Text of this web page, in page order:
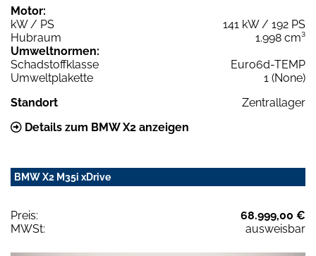
Motor:
kW / PS
141 kW / 192 PS
Hubraum
1.998 cm³
Umweltnormen:
Schadstoffklasse
Euro6d-TEMP
Umweltplakette
1 (None)
Standort
Zentrallager
Details zum BMW X2 anzeigen
BMW X2 M35i xDrive
Preis:
68.999,00 €
MWSt:
ausweisbar